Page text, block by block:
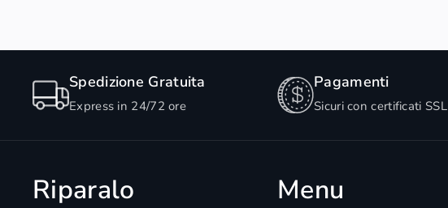
Spedizione Gratuita
Express in 24/72 ore
Pagamenti
Sicuri con certificati SSL
Riparalo Menu